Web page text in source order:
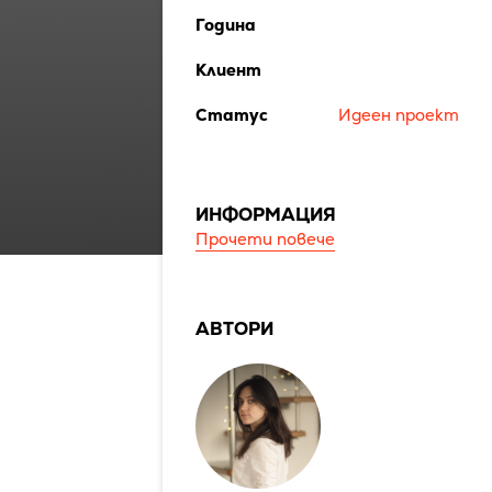
Година
Клиент
Статус Идеен проект
ИНФОРМАЦИЯ
Прочети повече
АВТОРИ